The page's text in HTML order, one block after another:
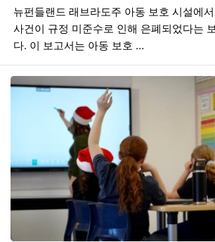
뉴펀들랜드 래브라도주 아동 보호 시설에
사건이 규정 미준수로 인해 은폐되었다는
다. 이 보고서는 아동 보호 …